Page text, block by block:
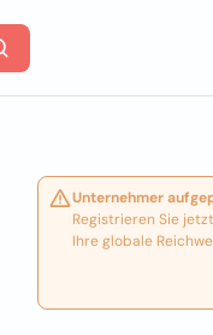
Unternehmer
Registrieren Sie
Ihre globale